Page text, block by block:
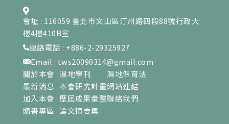
會址 : 116059 臺北市文山區汀州路四段88號行政大
樓4樓410B室
連絡電話 : +886-2-29325927
Email : tws20090314@gmail.com
關於本會
最新消息
加入本會
購書專區
濕地學刊
本會研究計畫
歷屆成果彙整
論文摘要集
濕地保育法
網站連結
聯絡我們